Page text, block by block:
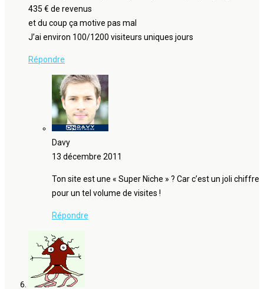
435 € de revenus
et du coup ça motive pas mal
J’ai environ 100/1200 visiteurs uniques jours
Répondre
Davy
13 décembre 2011
Ton site est une « Super Niche » ? Car c’est un joli chiffre
pour un tel volume de visites !
Répondre